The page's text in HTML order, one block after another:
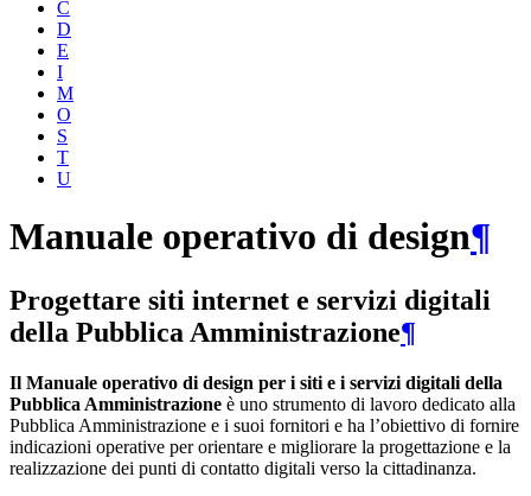
C
D
E
I
M
O
S
T
U
Manuale operativo di design¶
Progettare siti internet e servizi digitali
della Pubblica Amministrazione¶
Il Manuale operativo di design per i siti e i servizi digitali della
Pubblica Amministrazione è uno strumento di lavoro dedicato alla
Pubblica Amministrazione e i suoi fornitori e ha l’obiettivo di fornire
indicazioni operative per orientare e migliorare la progettazione e la
realizzazione dei punti di contatto digitali verso la cittadinanza.